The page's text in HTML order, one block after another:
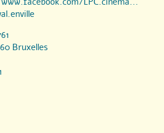
Bruxelles